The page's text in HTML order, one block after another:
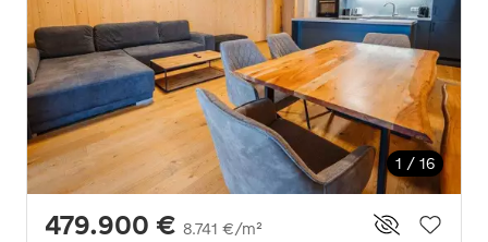
1 / 16
479.900 € 8.741 €/m²